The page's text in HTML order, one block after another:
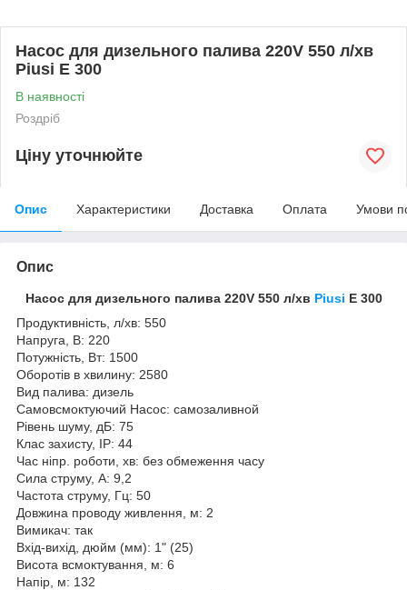
Насос для дизельного палива 220V 550 л/хв
Piusi E 300
В наявності
Роздріб
Ціну уточнюйте
Опис Характеристики Доставка Оплата Умови
Опис
Насос для дизельного палива 220V 550 л/хв Piusi E 300
Продуктивність, л/хв: 550
Напруга, В: 220
Потужність, Вт: 1500
Оборотів в хвилину: 2580
Вид палива: дизель
Самовсмоктуючий Насос: самозаливной
Рівень шуму, дБ: 75
Клас захисту, IP: 44
Час ніпр. роботи, хв: без обмеження часу
Сила струму, А: 9,2
Частота струму, Гц: 50
Довжина проводу живлення, м: 2
Вимикач: так
Вхід-вихід, дюйм (мм): 1" (25)
Висота всмоктування, м: 6
Напір, м: 132